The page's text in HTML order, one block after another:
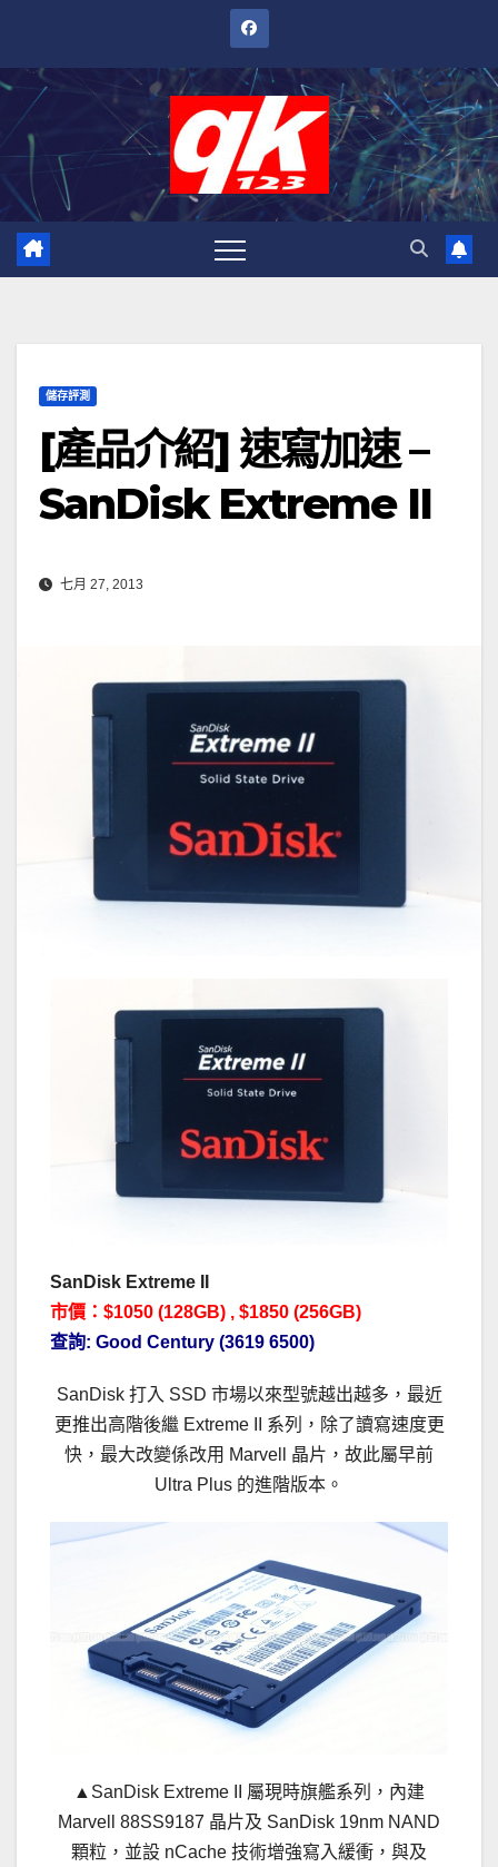
內
儲存評測
[產品介紹] 速寫加速 –
SanDisk Extreme II
七月 27, 2013
SanDisk Extreme II
市價：$1050 (128GB) , $1850 (256GB)
查詢: Good Century (3619 6500)
SanDisk 打入 SSD 市場以來型號越出越多，最近
更推出高階後繼 Extreme II 系列，除了讀寫速度更
快，最大改變係改用 Marvell 晶片，故此屬早前
Ultra Plus 的進階版本。
▲SanDisk Extreme II 屬現時旗艦系列，內建
Marvell 88SS9187 晶片及 SanDisk 19nm NAND
顆粒，並設 nCache 技術增強寫入緩衝，與及